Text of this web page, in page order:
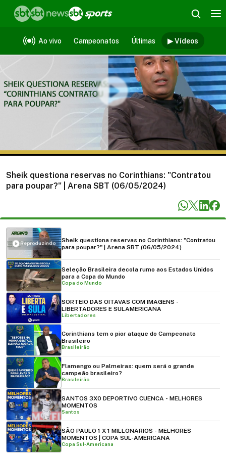
Ao vivo Campeonatos Últimas ▶ Vídeos
Vídeos
Sheik questiona reservas no Corinthians: "Contratou
para poupar?" | Arena SBT (06/05/2024)
Reproduzindo
Sheik questiona reservas no Corinthians: "Contratou
para poupar?" | Arena SBT (06/05/2024)
Seleção Brasileira decola rumo aos Estados Unidos
para a Copa do Mundo
Copa do Mundo
SORTEIO DAS OITAVAS COM IMAGENS -
LIBERTADORES E SULAMERICANA
Libertadores
Corinthians tem o pior ataque do Campeonato
Brasileiro
Brasileirão
Flamengo ou Palmeiras: quem será o grande
campeão brasileiro?
Brasileirão
SANTOS 3X0 DEPORTIVO CUENCA - MELHORES
MOMENTOS
Santos
SÃO PAULO 1 X 1 MILLONARIOS - MELHORES
MOMENTOS | COPA SUL-AMERICANA
Copa Sul-Americana